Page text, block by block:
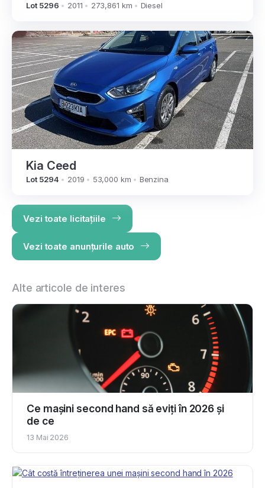
Lot 5296 2011 273,861 km Diesel
Kia Ceed
Lot 5294 2019 53,000 km Benzina
Vezi toate licitațiile
Vezi toate anunțurile auto
Alte articole de interes
Ce mașini second hand să eviți în 2026 și
de ce
13 Mai 2026